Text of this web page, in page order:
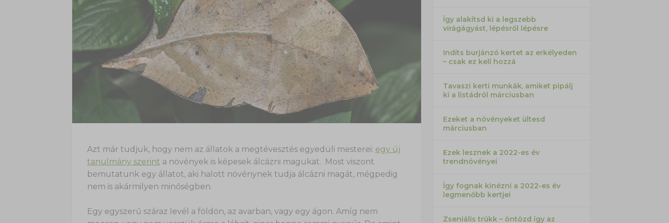
Azt már tudjuk, hogy nem az állatok a megtévesztés egyedüli mesterei: egy új
tanulmány szerint a növények is képesek álcázni magukat. Most viszont
bemutatunk egy állatot, aki halott növénynek tudja álcázni magát, mégpedig
nem is akármilyen minőségben.
Egy egyszerű száraz levél a földön, az avarban, vagy egy ágon. Amíg nem
Így alakítsd ki a legszebb
virágágyást, lépésről lépésre
Indíts burjánzó kertet az erkélyeden
– csak ez kell hozzá
Tavaszi kerti munkák, amiket pipálj
ki a listádról márciusban
Ezeket a növényeket ültesd
márciusban
Ezek lesznek a 2022-es év
trendnövényei
Így fognak kinézni a 2022-es év
legmenőbb kertjei
Zseniális trükk – öntözd így az